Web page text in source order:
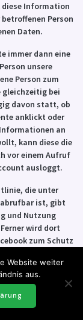
diese Information
Person
Daten.
immer dann eine
unsere
Person zum
bei
davon statt, ob
anklickt oder
an
kann diese die
vor einem Aufruf
ausloggt.
die unter
ist, gibt
und Nutzung
wird dort
zum Schutz
ermöglichen, eine
Solche
genutzt werden,
unterdrücken.
Website weiter
aus.